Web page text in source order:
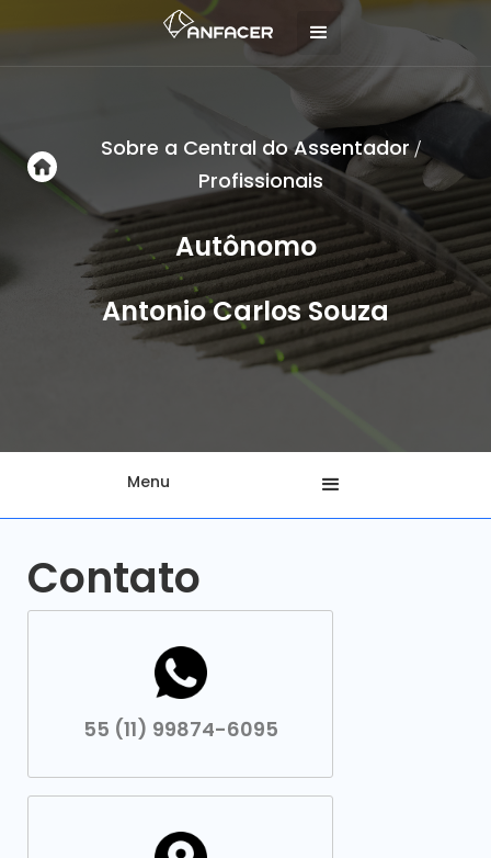
Sobre a Central do Assentador/
Profissionais
Autônomo
Antonio Carlos Souza
Menu
Contato
55 (11) 99874-6095